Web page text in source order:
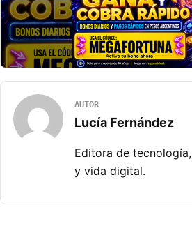
AUTOR
Lucía Fernández
Editora de
y vida digital.